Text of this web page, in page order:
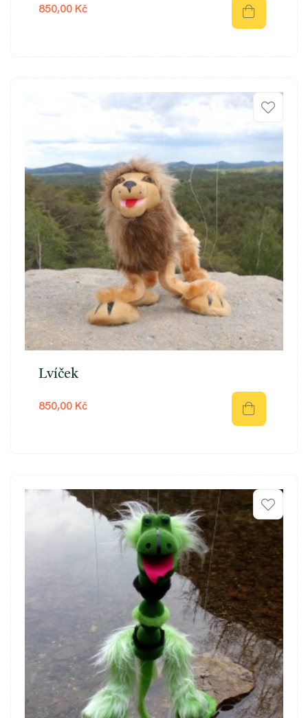
850,00 Kč
Lvíček
850,00 Kč